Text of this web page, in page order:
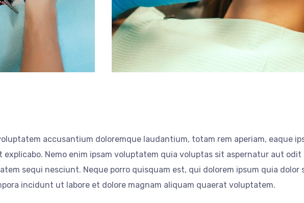
accusantium doloremque laudantium, totam rem aperiam, eaque
Nemo enim ipsam voluptatem quia voluptas sit aspernatur aut
sequi nesciunt. Neque porro quisquam est, qui dolorem ipsum quia dolor
incidunt ut labore et dolore magnam aliquam quaerat voluptatem.